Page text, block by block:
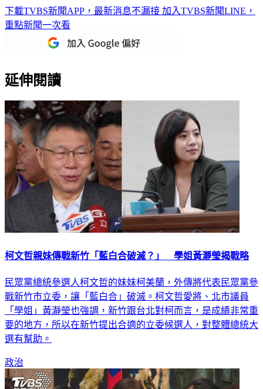
下載TVBS新聞APP，最新消息不漏接 加入TVBS新聞LINE，
重點新聞一次看
延伸閱讀
柯文哲親妹傳戰新竹「藍白合破滅？」 學姐黃瀞瑩揭戰略
民眾黨總統參選人柯文哲的妹妹柯美蘭，外傳將代表民眾黨參
戰新竹市立委，讓「藍白合」破滅。柯文哲愛將、北市議員
「學姐」黃瀞瑩也強調，新竹跟台北對柯而言，是成績非常重
要的地方，所以在新竹提出合適的立委候選人，對整體總統大
選有幫助。
政治